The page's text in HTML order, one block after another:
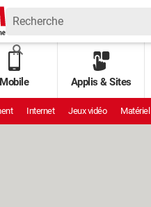
Mobile Applis & Sites
Internet Jeux vidéo Matériel